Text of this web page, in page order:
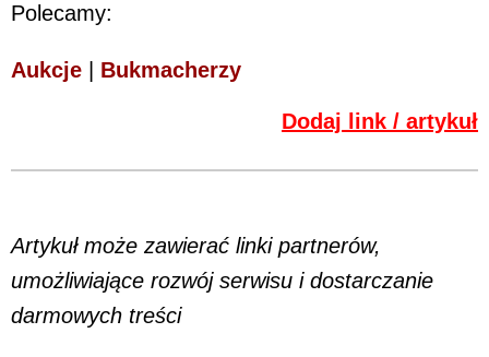
Polecamy:
Aukcje Bukmacherzy
Dodaj link / artykuł
Artykuł może zawierać linki partnerów,
umożliwiające rozwój serwisu i dostarczanie
darmowych treści